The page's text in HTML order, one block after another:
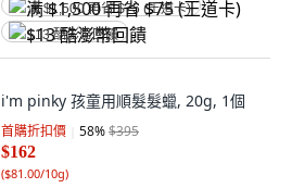
满 $1,500 再省 $75 (王道卡)
$13 酷澎幣回饋
i'm pinky 孩童用順髮髮蠟, 20g, 1個
首購折扣價 58%$395
$162
($81.00/10g)